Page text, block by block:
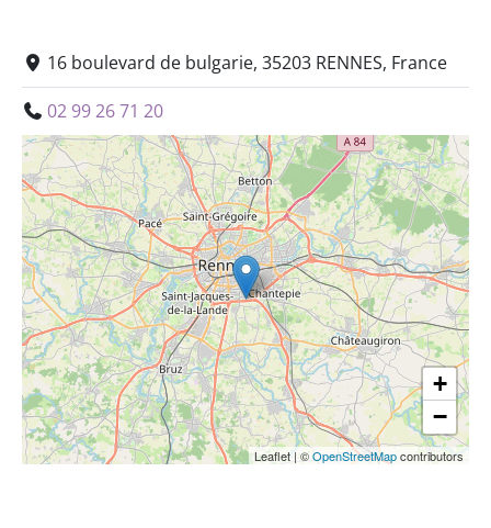
16 boulevard de bulgarie, 35203 RENNES, France
02 99 26 71 20
+
−
Leaflet | ©OpenStreetMapcontributors